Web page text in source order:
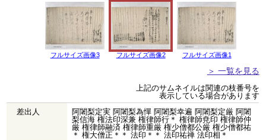
フルサイズ画像3 フルサイズ画像2 フルサイズ画像1
＞ 一覧を見る
上記のサムネイルは関連の枝番号を
表示している場合があります
差出人
阿闍梨定実 阿闍梨為憚 阿闍梨幸遍 阿闍梨定厳 阿闍
梨信海 権法印深兼 権律師行＊ 権律師尭印 権律師仲
厳 権律師融済 権律師重厳 権少僧都公厳 権少僧都祐
＊ 権大僧正＊＊ 法印＊＊ 法印祐禅 法印相＊